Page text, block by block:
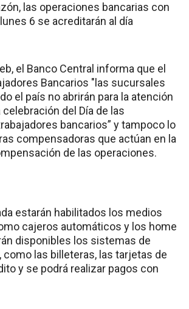
las operaciones bancarias con
6 se acreditarán al día
el Banco Central informa que el
Bancarios "las sucursales
el país no abrirán para la atención
del Día de las
bancarios” y tampoco lo
compensadoras que actúan en la
de las operaciones.
estarán habilitados los medios
cajeros automáticos y los home
disponibles los sistemas de
como las billeteras, las tarjetas de
y se podrá realizar pagos con